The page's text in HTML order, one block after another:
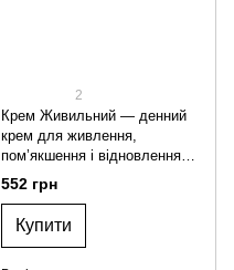
2
Крем Живильний — денний
крем для живлення,
пом’якшення і відновлення
сухої шкіри
552 грн
Купити